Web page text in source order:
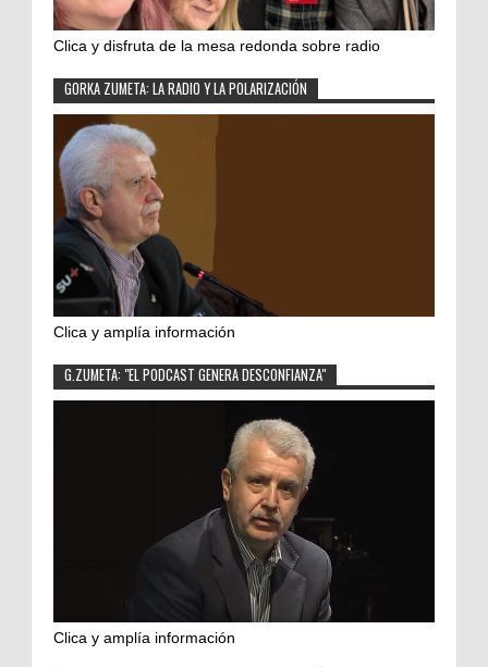
Clica y disfruta de la mesa redonda sobre radio
GORKA ZUMETA: LA RADIO Y LA POLARIZACIÓN
Clica y amplía información
G.ZUMETA: "EL PODCAST GENERA DESCONFIANZA"
Clica y amplía información